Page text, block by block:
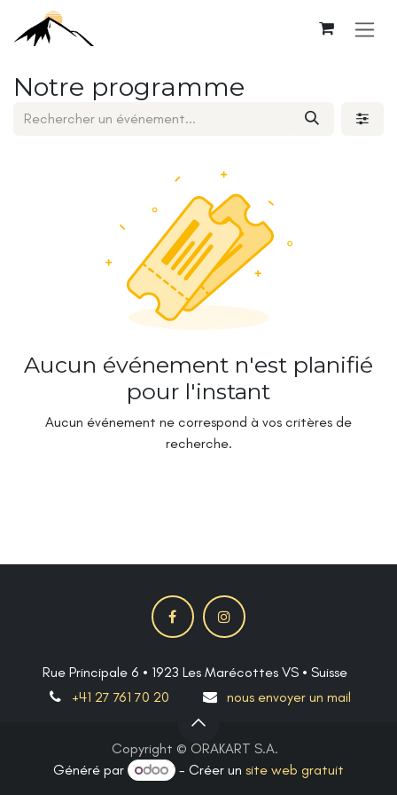
Se rendre au contenu
Notre programme
Aucun événement n'est planifié
pour l'instant
Aucun événement ne correspond à vos critères de
recherche.
Rue Principale 6 • 1923 Les Marécottes VS • Suisse
+41 27 761 70 20
nous envoyer un mail
Copyright © ORAKART S.A.
Généré par
- Créer unsite web gratuit